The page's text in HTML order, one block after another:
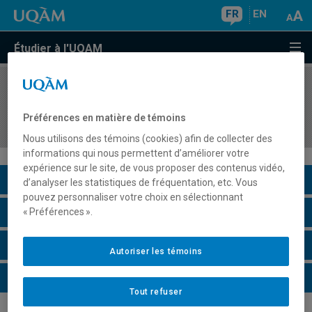
FR EN
Étudier à l'UQAM
COURS//
cognitive
Description du cours
Horaire - Été 2026
Horaire - Automne 2026
Horaire - Hiver 2027
Préférences en matière de témoins
Nous utilisons des témoins (cookies) afin de collecter des
informations qui nous permettent d’améliorer votre
expérience sur le site, de vous proposer des contenus vidéo,
d’analyser les statistiques de fréquentation, etc. Vous
pouvez personnaliser votre choix en sélectionnant
« Préférences ».
Tout refuser
Autoriser les témoins